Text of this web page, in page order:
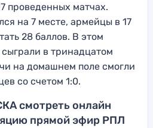
проведенных матчах.
на 7 месте, армейцы в 17
28 баллов. В этом
в тринадцатом
на домашнем поле смогли
со счетом 1:0.
смотреть онлайн
прямой эфир РПЛ